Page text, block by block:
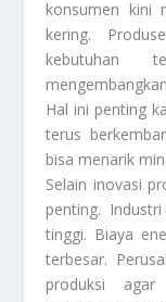
konsumen kini
kering.
kebutuhan
Hal ini penting
terus
bisa menarik
Selain inovasi
penting.
tinggi. Biaya
terbesar.
produksi